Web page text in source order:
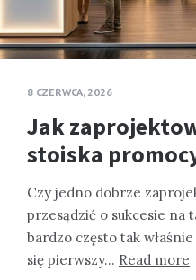
8 CZERWCA, 2026
Jak
stoiska
Czy jedno dobrze
przesądzić o sukcesie na
bardzo często tak
się pierwszy… Read more